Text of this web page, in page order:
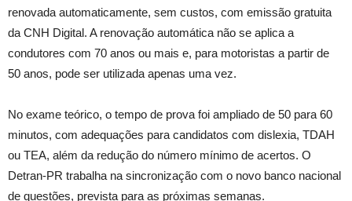
renovada automaticamente, sem custos, com emissão gratuita
da CNH Digital. A renovação automática não se aplica a
condutores com 70 anos ou mais e, para motoristas a partir de
50 anos, pode ser utilizada apenas uma vez.
No exame teórico, o tempo de prova foi ampliado de 50 para 60
minutos, com adequações para candidatos com dislexia, TDAH
ou TEA, além da redução do número mínimo de acertos. O
Detran-PR trabalha na sincronização com o novo banco nacional
de questões, prevista para as próximas semanas.